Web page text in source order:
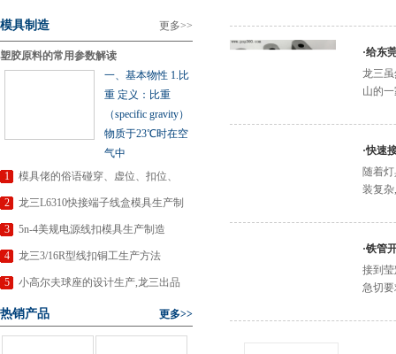
更多>>
模具制造
塑胶原料的常用参数解读
一、基本物性 1.比
重 定义：比重
（specific gravity）
物质于23℃时在空
气中
1
模具佬的俗语碰穿、虚位、扣位、
2 龙三L6310快接端子线盒模具生产制
造
3 5n-4美规电源线扣模具生产制造
4 龙三3/16R型线扣铜工生产方法
5 小高尔夫球座的设计生产,龙三出品
热销产品 更多>>
·给东
龙三虽
山的
·快速
随着
装复
·铁管
接到
急切